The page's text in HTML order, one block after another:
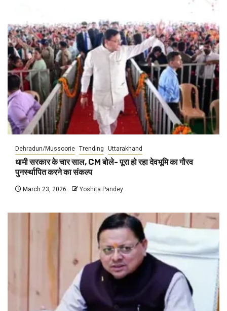
Dehradun/Mussoorie Trending Uttarakhand
धामी सरकार के चार साल, CM बोले- पूरा हो रहा देवभूमि का गौरव
पुनर्स्थापित करने का संकल्प
March 23, 2026 Yoshita Pandey